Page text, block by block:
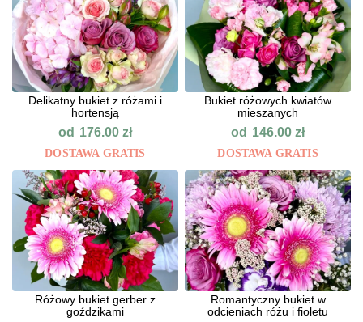
Delikatny bukiet z różami i
hortensją
od 176.00 zł
DOSTAWA GRATIS
Bukiet różowych kwiatów
mieszanych
od 146.00zł
DOSTAWA GRATIS
Różowy bukiet gerber z
goździkami
Romantyczny bukiet w
odcieniach różu i fioletu